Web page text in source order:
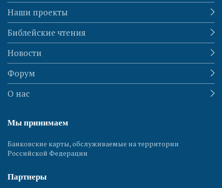
Наши проекты
Библейские чтения
Новости
Форум
О нас
Мы принимаем
Банковские карты, обслуживаемые на территории
Российской Федерации
Партнеры